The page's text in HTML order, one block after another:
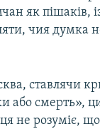
як пішаків,
чия думка
ставлячи
або смерть»,
не розуміє, що